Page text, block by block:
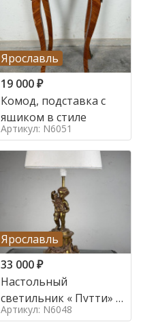
Ярославль
19 000₽
Комод, подставка с
ящиком в стиле
Артикул: N6051
Ярославль
33 000₽
Настольный
светильник « Путти» в
стиле
Артикул: N6048